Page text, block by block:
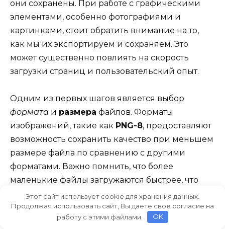
они сохранены. При работе с графическими
элементами, особенно фотографиями и
картинками, стоит обратить внимание на то,
как мы их экспортируем и сохраняем. Это
может существенно повлиять на скорость
загрузки страниц и пользовательский опыт.
Одним из первых шагов является выбор
формата и размера файлов. Форматы
изображений, такие как PNG-8, предоставляют
возможность сохранить качество при меньшем
размере файла по сравнению с другими
форматами. Важно помнить, что более
маленькие файлы загружаются быстрее, что
способствует улучшению общей
производительности сайта.
Этот сайт использует cookie для хранения данных.
Продолжая использовать сайт, Вы даете свое согласие на
работу с этими файлами.
OK